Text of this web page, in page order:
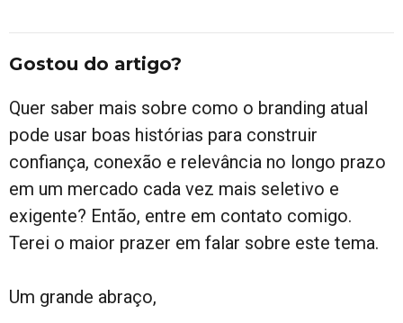
Gostou do artigo?
Quer saber mais sobre como o branding atual
pode usar boas histórias para construir
confiança, conexão e relevância no longo prazo
em um mercado cada vez mais seletivo e
exigente? Então, entre em contato comigo.
Terei o maior prazer em falar sobre este tema.
Um grande abraço,